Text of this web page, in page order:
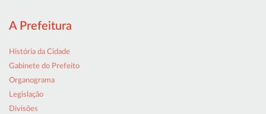
A Prefeitura
História da Cidade
Gabinete do Prefeito
Organograma
Legislação
Divisões